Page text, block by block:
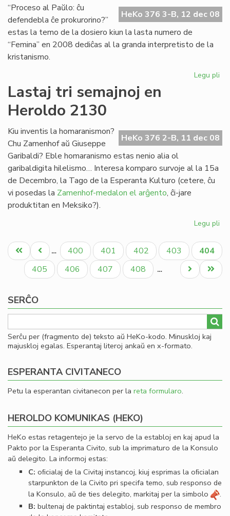
HeKo 376 3-B, 12 dec 08
“Proceso al Paŭlo: ĉu
defendebla ĉe prokurorino?”
estas la temo de la dosiero kiun la lasta numero de
“Femina” en 2008 dediĉas al la granda interpretisto de la
kristanismo.
Legu pli
de
Lastaj tri semajnoj en
Heroldo 2130
HeKo 376 2-B, 11 dec 08
Kiu inventis la homaranismon?
Chu Zamenhof aŭ Giuseppe
Garibaldi? Eble homaranismo estas nenio alia ol
garibaldigita hilelismo… Interesa komparo survoje al la 15a
de Decembro, la Tago de la Esperanta Kulturo (cetere, ĉu
vi posedas la Zamenhof-medalon el arĝento, ĉi-jare
produktitan en Meksiko?).
Legu pli
tri
en
Pagination
Unua
paĝo
Antaŭa
paĝo
… Paĝo
400 Paĝo
401 Paĝo
402 Paĝo
403
Aktuala
paĝo
404
Paĝo
405 Paĝo
406 Paĝo
407 Paĝo
408 …
Last
page
Next
page
SERĈO
Serĉu per (fragmento de) teksto aŭ HeKo-kodo. Minuskloj kaj
majuskloj egalas. Esperantaj literoj ankaŭ en x-formato.
ESPERANTA CIVITANECO
Petu la esperantan civitanecon per la reta formularo.
HEROLDO KOMUNIKAS (HEKO)
HeKo estas retagentejo je la servo de la establoj en kaj apud la
Pakto por la Esperanta Civito, sub la imprimaturo de la Konsulo
aŭ delegito. La informoj estas:
C: oﬁcialaj de la Civitaj instancoj, kiuj esprimas la oﬁcialan
starpunkton de la Civito pri specifa temo, sub responso de
la Konsulo, aŭ de ties delegito, markitaj per la simbolo
.
B: bultenaj de paktintaj establoj, sub responso de membro